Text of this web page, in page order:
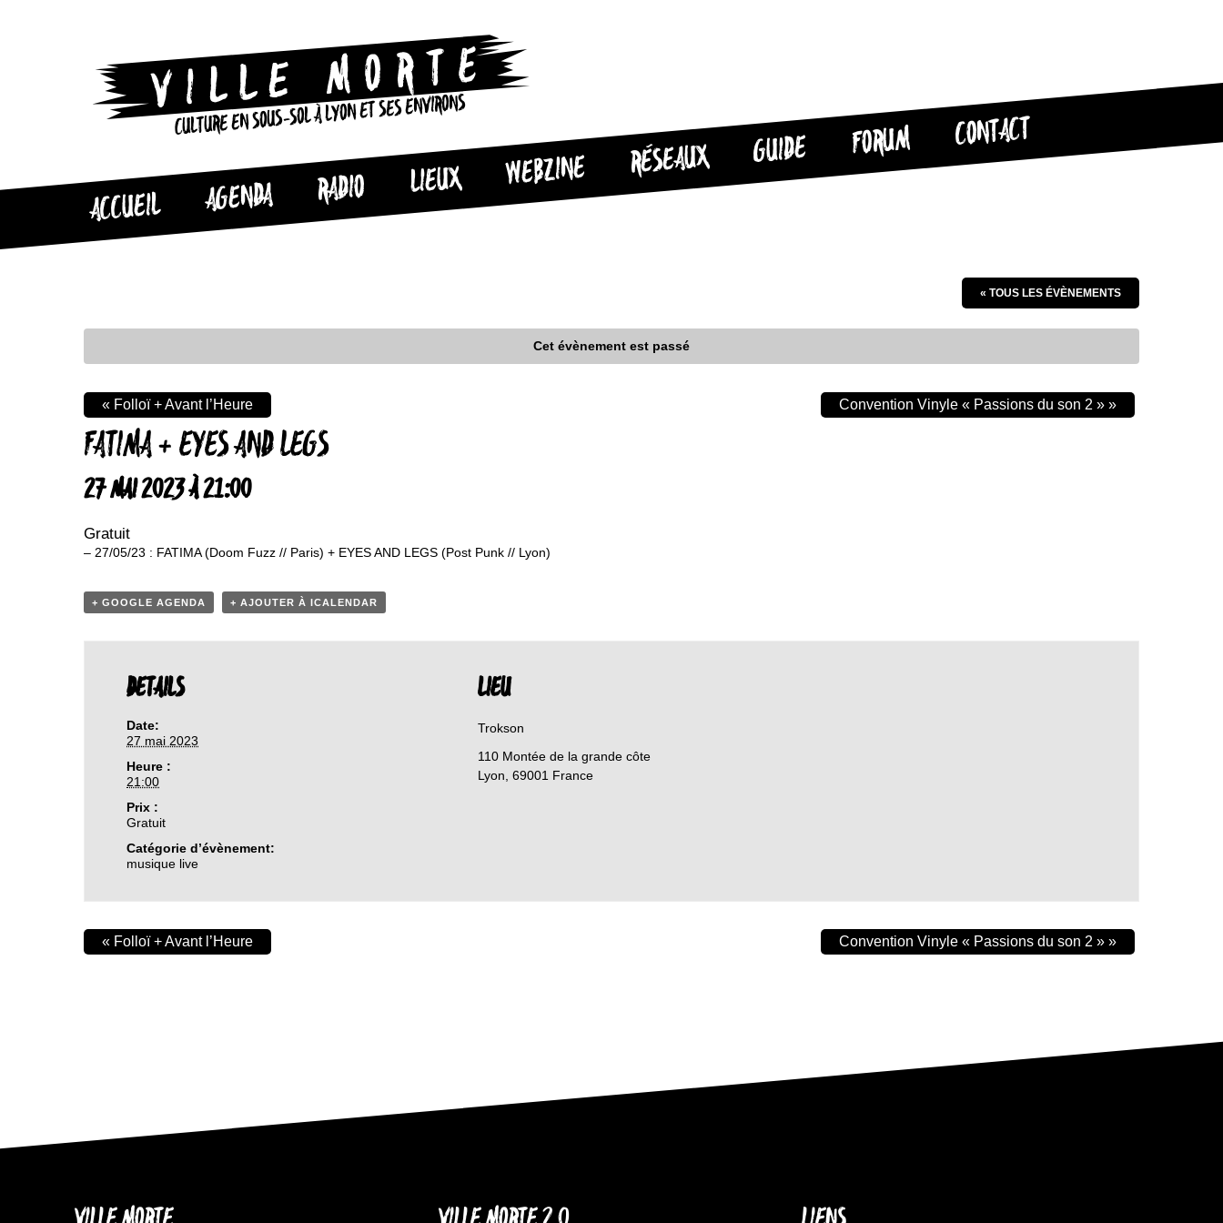
CULTURE EN SOUS-SOL À LYON ET SES ENVIRONS
ACCUEIL AGENDA RADIO LIEUX WEBZINE RÉSEAUX GUIDE FORUM CONTACT
« TOUS LES ÉVÈNEMENTS
Cet évènement est passé
FATIMA + EYES AND LEGS
27 MAI 2023 À 21:00
Gratuit
« Folloï + Avant l’Heure Convention Vinyle « Passions du son 2 » »
– 27/05/23 : FATIMA (Doom Fuzz // Paris) + EYES AND LEGS (Post Punk // Lyon)
+ GOOGLE AGENDA + AJOUTER À ICALENDAR
DETAILS
Date:
27 mai 2023
Heure :
21:00
Prix :
Gratuit
Catégorie d’évènement:
musique live
LIEU
Trokson
110 Montée de la grande côte
Lyon 69001 France
« Folloï + Avant l’Heure Convention Vinyle « Passions du son 2 » »